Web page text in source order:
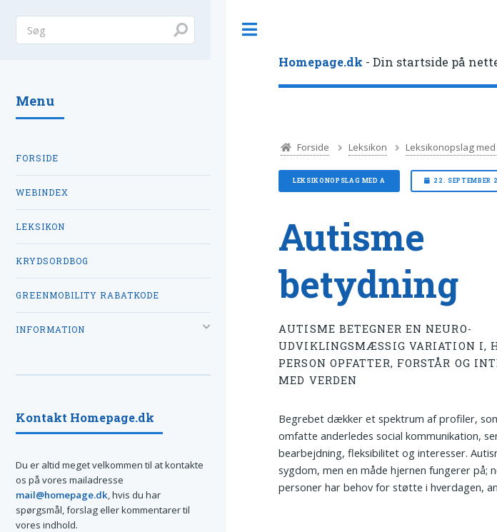
Homepage.dk - Din startside på
Forside Leksikon Leksikonopslag med
LEKSIKONOPSLAG MED A 22. SEPTEMBER
Autisme
betydning
AUTISME BETEGNER EN NEURO­
UDVIKLINGSMÆSSIG VARIATION I,
PERSON OPFATTER, FORSTÅR OG
MED VERDEN
Begrebet dækker et spektrum af profiler,
omfatte anderledes social kommunikation,
bearbejdning, fleksibilitet og interesser.
sygdom, men en måde hjernen fungerer på;
personer har behov for støtte i hverdagen,
Menu
FORSIDE
WEBINDEX
LEKSIKON
KRYDSORDBOG
GREENMOBILITY RABATKODE
INFORMATION
Kontakt Homepage.dk
Du er altid meget velkommen til at kontakte
os på vores mailadresse
mail@homepage.dk, hvis du har
spørgsmål, forslag eller kommentarer til
vores indhold.